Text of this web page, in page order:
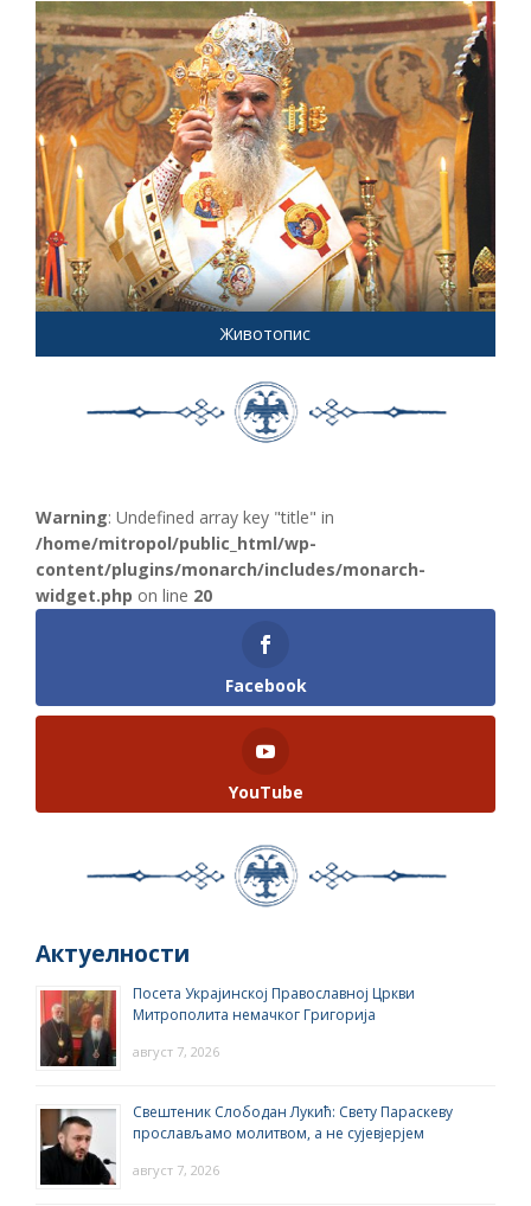
Животопис
Warning: Undefined array key "title" in
/home/mitropol/public_html/wp-
content/plugins/monarch/includes/monarch-
widget.php on line 20
Facebook
YouTube
Актуелности
Посета Украјинској Православној Цркви
Митрополита немачког Григорија
август 7, 2026
Свештеник Слободан Лукић: Свету Параскеву
прослављамо молитвом, а не сујевјерјем
август 7, 2026